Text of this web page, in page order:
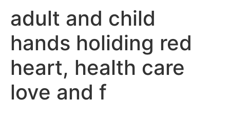
adult and child
hands holiding red
heart, health care
love and f